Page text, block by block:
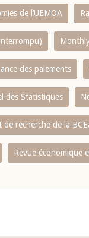
de l‘UEMOA
des paiements
des Statistiques
de recherche de la
Revue économique